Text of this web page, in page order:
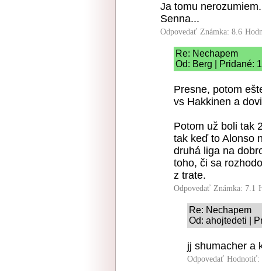
Ja tomu
Senna...
Odpovedať Známka: 8.6
Re: Nechapem
Od: Berg | Pridané:
Presne, potom
vs Hakkinen a
Potom už boli tak
tak keď to Alonso
druhá liga na
toho, či sa
z trate.
Odpovedať Známka: 7.1
Re: Nechapem
Od: ahojtedeti |
jj shumacher a
Odpovedať Hodnotiť: